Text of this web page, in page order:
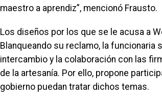
maestro a aprendiz”, mencionó Frausto.
Los diseños por los que se le acusa a
Blanqueando su reclamo, la funcionaria
intercambio y la colaboración con las
de la artesanía. Por ello, propone
gobierno puedan tratar dichos temas.